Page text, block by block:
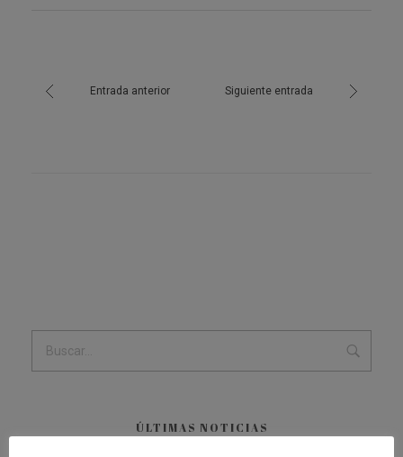
Entrada anterior Siguiente entrada
ÚLTIMAS NOTICIAS